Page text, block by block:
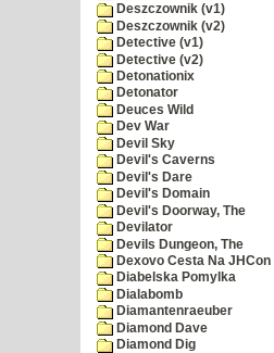
Deszczownik (v1)
Deszczownik (v2)
Detective (v1)
Detective (v2)
Detonationix
Detonator
Deuces Wild
Dev War
Devil Sky
Devil's Caverns
Devil's Dare
Devil's Domain
Devil's Doorway, The
Devilator
Devils Dungeon, The
Dexovo Cesta Na JHCon
Diabelska Pomylka
Dialabomb
Diamantenraeuber
Diamond Dave
Diamond Dig